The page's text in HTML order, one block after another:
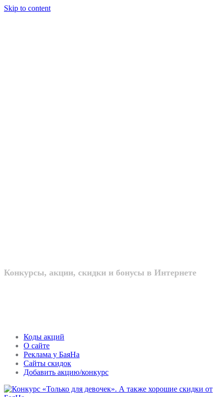
Skip to content
Конкурсы, акции, скидки и бонусы в Интернете
Коды акций
О сайте
Реклама у БаяНа
Сайты скидок
Добавить акцию/конкурс